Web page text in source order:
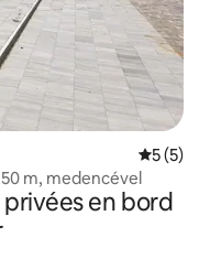
5 (5)
m, medencével
en bord